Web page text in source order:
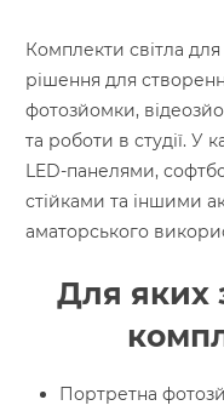
Комплекти світла
рішення для
фотозйомки,
та роботи в студії. У
LED-панелями,
стійками та іншими
аматорського
Для яких
Портретна